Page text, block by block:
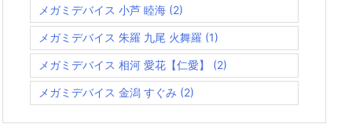
メガミデバイス 小芦 睦海 (2)
メガミデバイス 朱羅 九尾 火舞羅 (1)
メガミデバイス 相河 愛花【仁愛】 (2)
メガミデバイス 金潟 すぐみ (2)